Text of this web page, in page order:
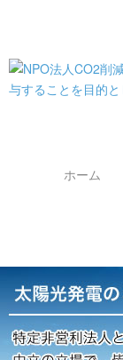
ホーム